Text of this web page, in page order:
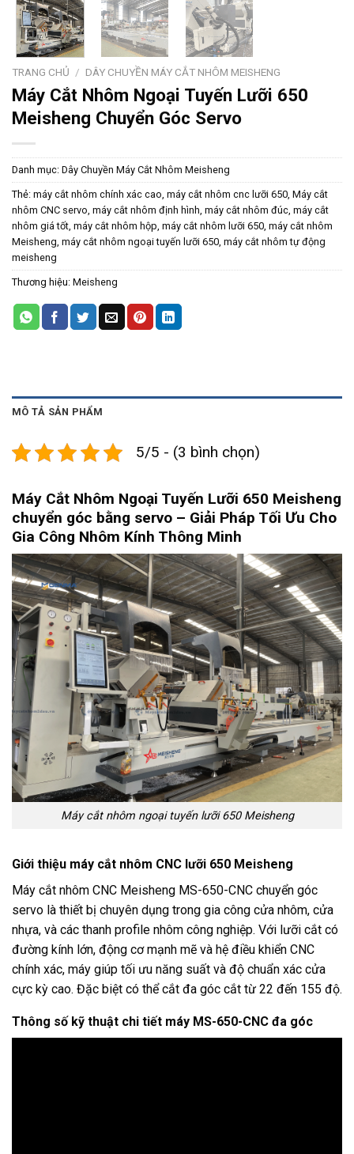
TRANG CHỦ / DÂY CHUYỀN MÁY CẮT NHÔM MEISHENG
Máy Cắt Nhôm Ngoại Tuyến Lưỡi 650
Meisheng Chuyển Góc Servo
Danh mục: Dây Chuyền Máy Cắt Nhôm Meisheng
Thẻ: máy cắt nhôm chính xác cao máy cắt nhôm cnc lưỡi 650 Máy cắt
nhôm CNC servo máy cắt nhôm định hình máy cắt nhôm đúc máy cắt
nhôm giá tốt máy cắt nhôm hộp máy cắt nhôm lưỡi 650 máy cắt nhôm
Meisheng máy cắt nhôm ngoại tuyến lưỡi 650 máy cắt nhôm tự động
meisheng
Thương hiệu: Meisheng
MÔ TẢ SẢN PHẨM
5/5 - (3 bình chọn)
Máy Cắt Nhôm Ngoại Tuyến Lưỡi 650 Meisheng
chuyển góc bằng servo – Giải Pháp Tối Ưu Cho
Gia Công Nhôm Kính Thông Minh
Máy cắt nhôm ngoại tuyến lưỡi 650 Meisheng
Giới thiệu máy cắt nhôm CNC lưỡi 650 Meisheng
Máy cắt nhôm CNC Meisheng MS-650-CNC chuyển góc
servo là thiết bị chuyên dụng trong gia công cửa nhôm, cửa
nhựa, và các thanh profile nhôm công nghiệp. Với lưỡi cắt có
đường kính lớn, động cơ mạnh mẽ và hệ điều khiển CNC
chính xác, máy giúp tối ưu năng suất và độ chuẩn xác cửa
cực kỳ cao. Đặc biệt có thể cắt đa góc cắt từ 22 đến 155 độ.
Thông số kỹ thuật chi tiết máy MS-650-CNC đa góc